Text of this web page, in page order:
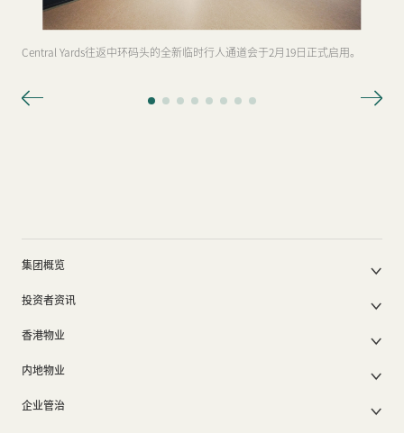
Central Yards往返中环码头的全新临时行人通道会于2月19日正式启用。
集团概览
集团架构
我们的创办人
50周年
内地业务
投资者资讯
股东周年大会文件
中期报告/年报及可持续发展报告
以电子方式发布公司通讯之安排
香港物业
其他物业
香港出租物业
内地物业
内地出租物业
企业管治